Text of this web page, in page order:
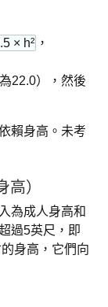
× h² ，
22.0），然後
賴身高。未考
）
為成人身高和
過5英尺，即
身高，它們向